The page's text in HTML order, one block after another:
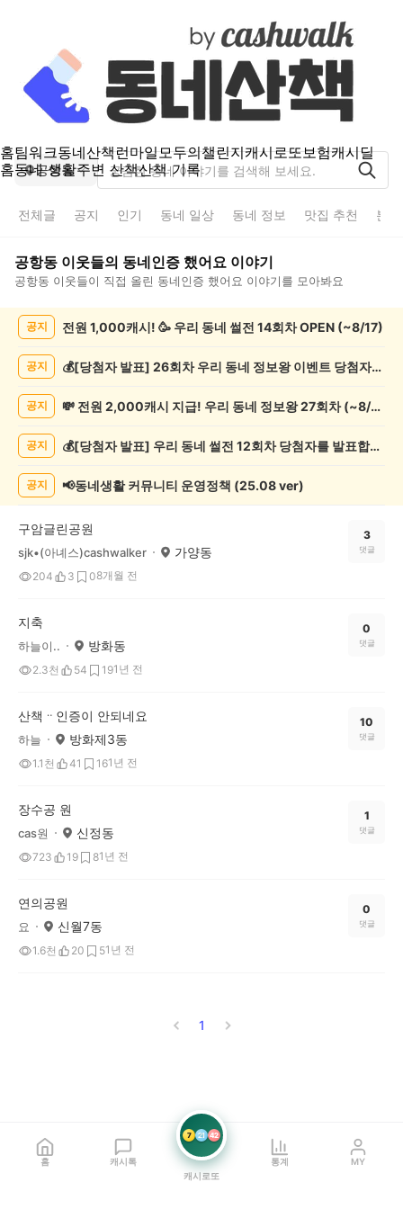
홈팀워크동네산책런마일모두의챌린지캐시로또보험캐시딜
홈동네 생활주변 산책산책 기록
공항동
전체글 공지 인기 동네 일상 동네 정보 맛집 추천 분
공항동 이웃들의 동네인증 했어요 이야기
공항동 이웃들이 직접 올린 동네인증 했어요 이야기를 모아봐요
시
공지 전원 1,000캐시! 🥳 우리 동네 썰전 14회차 OPEN (~8/17)
공지 💰[당첨자 발표] 26회차 우리 동네 정보왕 이벤트 당첨자를 발표합니다!
공지 💸 전원 2,000캐시 지급! 우리 동네 정보왕 27회차 (~8/10)
공지 💰[당첨자 발표] 우리 동네 썰전 12회차 당첨자를 발표합니다!
공지 📢동네생활 커뮤니티 운영정책 (25.08 ver)
구암글린공원
sjk•(아녜스)cashwalker 가양동
204 3 08개월 전
3
댓글
지축
하늘이.. 방화동
2.3천 54 191년 전
0
댓글
산책ᆢ인증이 안되네요
하늘 방화제3동
1.1천 41 161년 전
10
댓글
장수공 원
cas원 신정동
723 19 81년 전
1
댓글
연의공원
요 신월7동
1.6천 20 51년 전
0
댓글
1
홈 캐시톡
7 21 42
캐시로또
통계 MY